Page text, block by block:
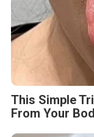
This Simple
From Your